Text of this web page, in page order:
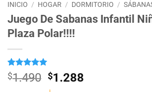
INICIO / HOGAR / DORMITORIO /
Juego De Sabanas Infantil
Plaza Polar!!!!
Valorado
con5de 5
4
$1.490 El
precio
$1.288